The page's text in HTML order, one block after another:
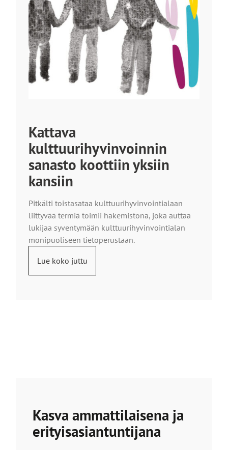
Kattava
kulttuurihyvinvoinnin
sanasto koottiin yksiin
kansiin
Pitkälti toistasataa kulttuurihyvinvointialaan
liittyvää termiä toimii hakemistona, joka auttaa
lukijaa syventymään kulttuurihyvinvointialan
monipuoliseen tietoperustaan.
Lue koko juttu
Kasva ammattilaisena ja
erityisasiantuntijana